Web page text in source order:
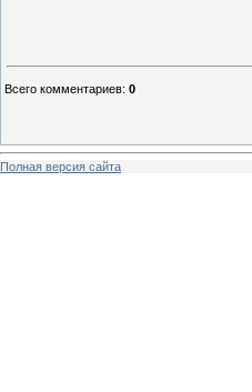
Всего комментариев: 0
Полная версия сайта